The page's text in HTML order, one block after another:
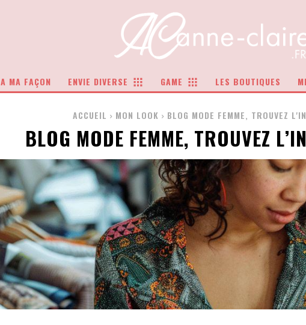
A MA FAÇON ENVIE DIVERSE GAME LES BOUTIQUES
ACCUEIL MON LOOK BLOG MODE FEMME, TROUVEZ
BLOG MODE FEMME, TROUVEZ